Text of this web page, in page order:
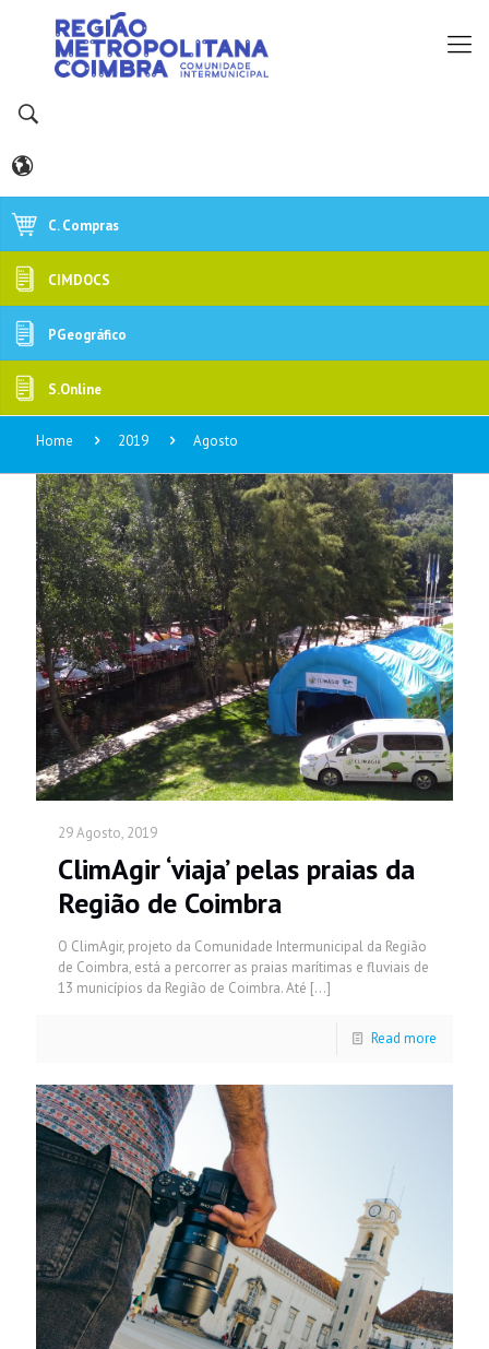
C. Compras
CIMDOCS
PGeográfico
S.Online
Home 2019 Agosto
29 Agosto, 2019
ClimAgir ‘viaja’ pelas praias da
Região de Coimbra
O ClimAgir, projeto da Comunidade Intermunicipal da Região
de Coimbra, está a percorrer as praias marítimas e fluviais de
13 municípios da Região de Coimbra. Até […]
Read more